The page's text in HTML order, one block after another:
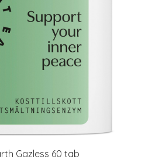
Gazless 60 tab